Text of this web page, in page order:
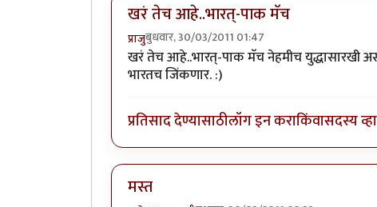
खरं तेच आहे..भारत्-पाक मॅच
प्राजुबुधवार, 30/03/2011 01:47
खरं तेच आहे..भारत्-पाक मॅच नेहमीच युद्धासारखी
भारतच जिंकणार. :)
प्रतिसाद देण्यासाठीलॉग इन कराकिंवासदस्य व्हा
मस्त